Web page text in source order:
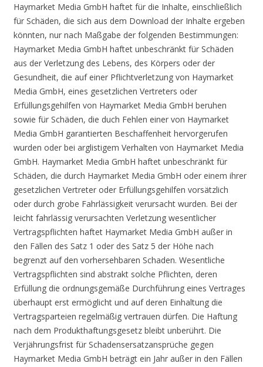
Haymarket Media GmbH haftet für die Inhalte, einschließlich
für Schäden, die sich aus dem Download der Inhalte ergeben
könnten, nur nach Maßgabe der folgenden Bestimmungen:
Haymarket Media GmbH haftet unbeschränkt für Schäden
aus der Verletzung des Lebens, des Körpers oder der
Gesundheit, die auf einer Pflichtverletzung von Haymarket
Media GmbH, eines gesetzlichen Vertreters oder
Erfüllungsgehilfen von Haymarket Media GmbH beruhen
sowie für Schäden, die duch Fehlen einer von Haymarket
Media GmbH garantierten Beschaffenheit hervorgerufen
wurden oder bei arglistigem Verhalten von Haymarket Media
GmbH. Haymarket Media GmbH haftet unbeschränkt für
Schäden, die durch Haymarket Media GmbH oder einem ihrer
gesetzlichen Vertreter oder Erfüllungsgehilfen vorsätzlich
oder durch grobe Fahrlässigkeit verursacht wurden. Bei der
leicht fahrlässig verursachten Verletzung wesentlicher
Vertragspflichten haftet Haymarket Media GmbH außer in
den Fällen des Satz 1 oder des Satz 5 der Höhe nach
begrenzt auf den vorhersehbaren Schaden. Wesentliche
Vertragspflichten sind abstrakt solche Pflichten, deren
Erfüllung die ordnungsgemäße Durchführung eines Vertrages
überhaupt erst ermöglicht und auf deren Einhaltung die
Vertragsparteien regelmäßig vertrauen dürfen. Die Haftung
nach dem Produkthaftungsgesetz bleibt unberührt. Die
Verjährungsfrist für Schadensersatzansprüche gegen
Haymarket Media GmbH beträgt ein Jahr außer in den Fällen